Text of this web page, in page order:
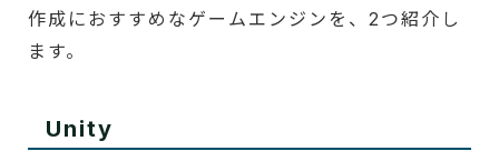
作成におすすめなゲームエンジンを、2つ紹介し
ます。
Unity